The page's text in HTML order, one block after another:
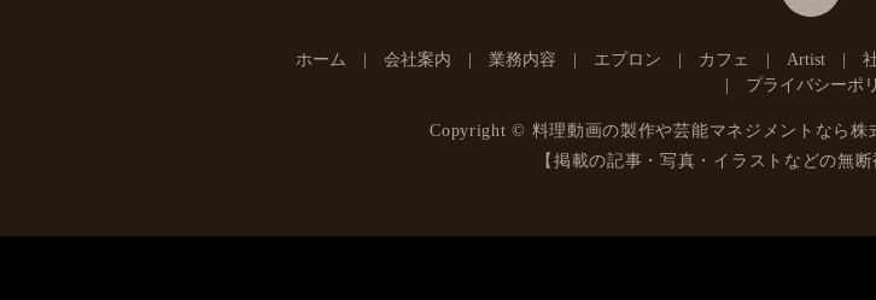
ホーム 会社案内 業務内容 エプロン カフェ Artist
プライバシーポ
Copyright © 料理動画の製作や芸能マネジメントなら株
【掲載の記事・写真・イラストなどの無